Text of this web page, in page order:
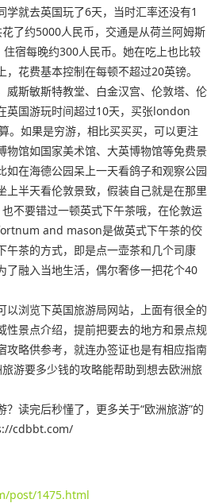
学就去英国玩了6天，当时汇率还没有1
了约5000人民币，交通是从荷兰阿姆斯
宿每晚约300人民币。她在吃上也比较
花费基本控制在每顿不超过20英镑。
威斯敏斯特教堂、白金汉宫、伦敦塔、伦
英国游玩时间超过10天，买张london
。如果是穷游，相比买买买，可以更注
物馆如国家美术馆、大英博物馆等免费景
如在海德公园呆上一天看鸽子和观察公园
上半天看伦敦景致，假装自己就是在那里
不要错过一顿英式下午茶哦，在伦敦运
and mason是做英式下午茶的佼
午茶的方式，即是点一壶茶和几个司康
了融入当地生活，偶尔奢侈一把花个40
以浏览下英国旅游局网站，上面有很全的
性景点介绍，提前把要去的地方和景点规
攻略供参考，就连办签证也是有相应指南
游要多少钱的攻略能帮助到想去欧洲旅
？读完后秒懂了，更多关于“欧洲旅游”的
cdbbt.com/
post/1475.html